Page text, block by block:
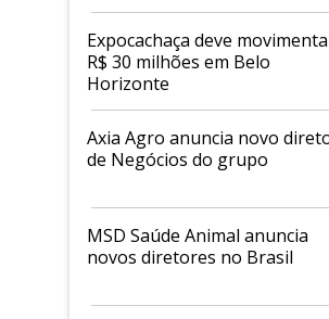
Expocachaça deve
R$ 30 milhões em Belo
Horizonte
Axia Agro anuncia novo
de Negócios do grupo
MSD Saúde Animal anuncia
novos diretores no Brasil